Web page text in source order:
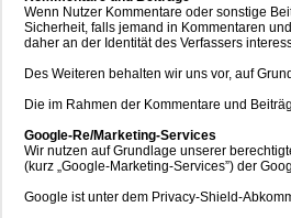
Wenn Nutzer Kommentare oder sonstige
Sicherheit, falls jemand in Kommentaren
daher an der Identität des Verfassers
Des Weiteren behalten wir uns vor, auf
Die im Rahmen der Kommentare und
Google-Re/Marketing-Services
Wir nutzen auf Grundlage unserer
(kurz „Google-Marketing-Services”) der
Google ist unter dem Privacy-Shield-